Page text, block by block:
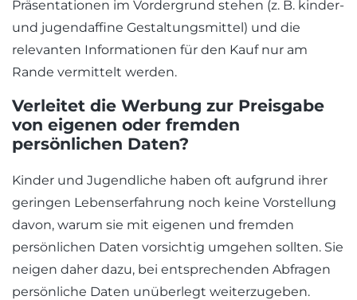
Präsentationen im Vordergrund stehen (z. B. kinder-
und jugendaffine Gestaltungsmittel) und die
relevanten Informationen für den Kauf nur am
Rande vermittelt werden.
Verleitet die Werbung zur Preisgabe
von eigenen oder fremden
persönlichen Daten?
Kinder und Jugendliche haben oft aufgrund ihrer
geringen Lebenserfahrung noch keine Vorstellung
davon, warum sie mit eigenen und fremden
persönlichen Daten vorsichtig umgehen sollten. Sie
neigen daher dazu, bei entsprechenden Abfragen
persönliche Daten unüberlegt weiterzugeben.